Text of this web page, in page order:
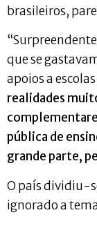
brasileiros,
que se
apoios a
realidades
pública de
grande parte,
O país dividiu-
ignorado a